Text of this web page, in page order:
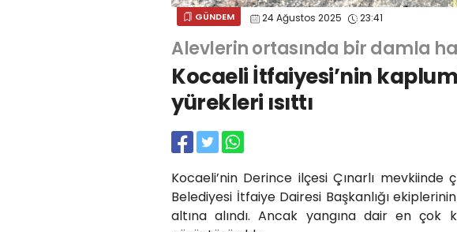
GÜNDEM 24 Ağustos 2025 23:41
Alevlerin ortasında bir damla
Kocaeli İtfaiyesi’nin
yürekleri ısıttı
Kocaeli’nin Derince ilçesi Çınarlı mevkiinde
Belediyesi İtfaiye Dairesi Başkanlığı
altına alındı. Ancak yangına dair en çok